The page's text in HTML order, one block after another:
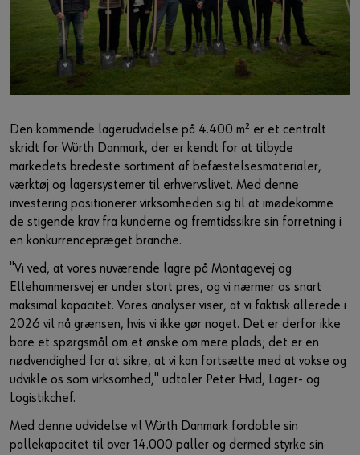
Den kommende lagerudvidelse på 4.400 m² er et centralt
skridt for Würth Danmark, der er kendt for at tilbyde
markedets bredeste sortiment af befæstelsesmaterialer,
værktøj og lagersystemer til erhvervslivet. Med denne
investering positionerer virksomheden sig til at imødekomme
de stigende krav fra kunderne og fremtidssikre sin forretning i
en konkurrencepræget branche.
"Vi ved, at vores nuværende lagre på Montagevej og
Ellehammersvej er under stort pres, og vi nærmer os snart
maksimal kapacitet. Vores analyser viser, at vi faktisk allerede i
2026 vil nå grænsen, hvis vi ikke gør noget. Det er derfor ikke
bare et spørgsmål om et ønske om mere plads; det er en
nødvendighed for at sikre, at vi kan fortsætte med at vokse og
udvikle os som virksomhed," udtaler Peter Hvid, Lager- og
Logistikchef.
Med denne udvidelse vil Würth Danmark fordoble sin
pallekapacitet til over 14.000 paller og dermed styrke sin